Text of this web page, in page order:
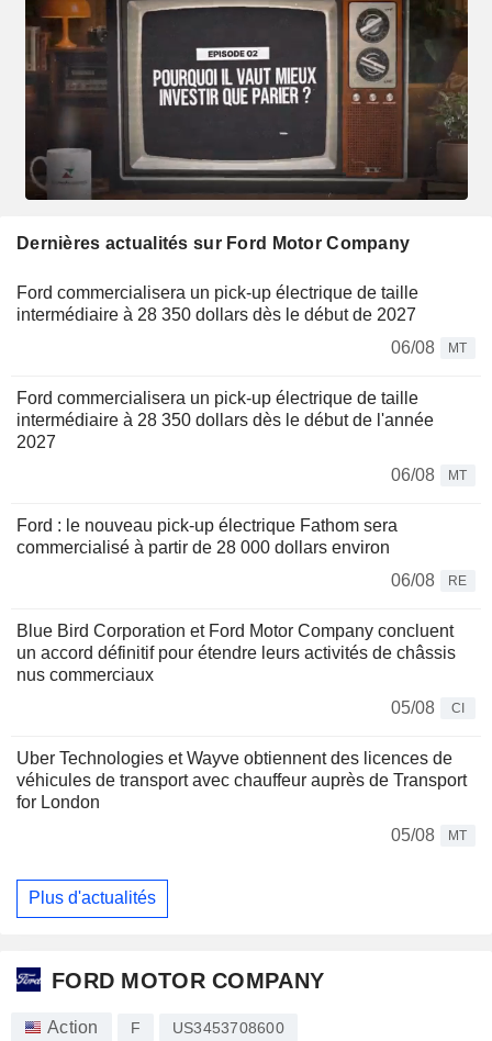
Dernières actualités sur Ford Motor Company
Ford commercialisera un pick-up électrique de taille
intermédiaire à 28 350 dollars dès le début de 2027
06/08
MT
Ford commercialisera un pick-up électrique de taille
intermédiaire à 28 350 dollars dès le début de l'année
2027
06/08
MT
Ford : le nouveau pick-up électrique Fathom sera
commercialisé à partir de 28 000 dollars environ
06/08
RE
Blue Bird Corporation et Ford Motor Company concluent
un accord définitif pour étendre leurs activités de châssis
nus commerciaux
05/08
CI
Uber Technologies et Wayve obtiennent des licences de
véhicules de transport avec chauffeur auprès de Transport
for London
05/08
MT
Plus d'actualités
FORD MOTOR COMPANY
Action F US3453708600